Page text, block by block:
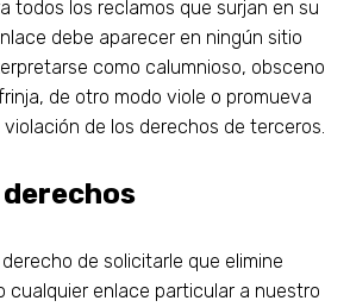
todos los reclamos que surjan en su
debe aparecer en ningún sitio
como calumnioso, obsceno
de otro modo viole o promueva
de los derechos de terceros.
derechos
de solicitarle que elimine
cualquier enlace particular a nuestro